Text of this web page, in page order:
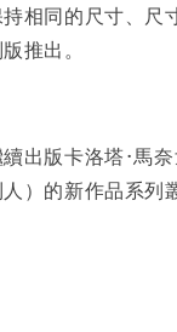
相同的尺寸、尺
推出。
出版卡洛塔·馬
）的新作品系列